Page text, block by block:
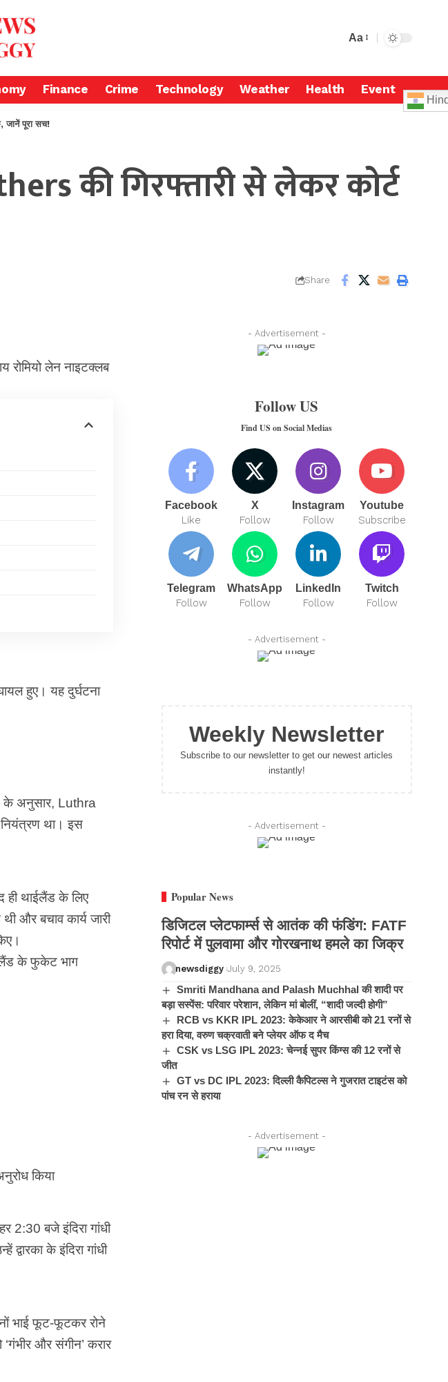
Aa
Finance Crime Technology Weather Health Event
पूरा सच!
की गिरफ्तारी से लेकर कोर्ट
Share
रोमियो लेन नाइटक्लब
हुए। यह दुर्घटना
के अनुसार, Luthra
था। इस
थाईलैंड के लिए
और बचाव कार्य जारी
के फुकेट भाग
किया
2:30 बजे इंदिरा गांधी
के इंदिरा गांधी
भाई फूट-फूटकर रोने
और संगीन’ करार
- Advertisement -
Follow US
Find US on Social Medias
Facebook
Like
X
Follow
Instagram
Follow
Youtube
Subscribe
Telegram
Follow
WhatsApp
Follow
LinkedIn
Follow
Twitch
Follow
- Advertisement -
Weekly Newsletter
Subscribe to our newsletter to get our newest articles
instantly!
- Advertisement -
Popular News
डिजिटल प्लेटफार्म्स से आतंक की फंडिंग: FATF
रिपोर्ट में पुलवामा और गोरखनाथ हमले का जिक्र
newsdiggy July 9, 2025
Smriti Mandhana and Palash Muchhal की शादी पर
बड़ा सस्पेंस: परिवार परेशान, लेकिन मां बोलीं, “शादी जल्दी होगी”
RCB vs KKR IPL 2023: केकेआर ने आरसीबी को 21 रनों से
हरा दिया, वरुण चक्रवाती बने प्लेयर ऑफ द मैच
CSK vs LSG IPL 2023: चेन्नई सुपर किंग्स की 12 रनों से
जीत
GT vs DC IPL 2023: दिल्ली कैपिटल्स ने गुजरात टाइटंस को
पांच रन से हराया
- Advertisement -